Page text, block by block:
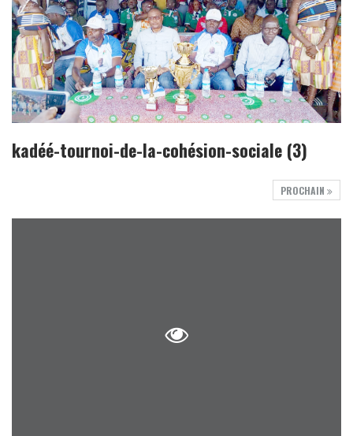
kadéé-tournoi-de-la-cohésion-sociale (3)
PROCHAIN